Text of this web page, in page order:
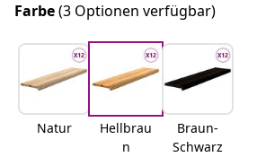
Farbe(3 Optionen verfügbar)
Natur
Hellbrau
n
Braun-
Schwarz